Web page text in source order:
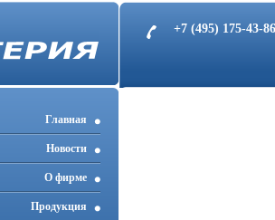
+7 (495) 175-43-
Главная
Новости
О фирме
Продукция